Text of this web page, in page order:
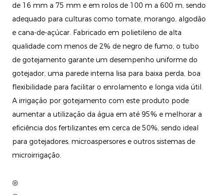
de 16 mm a 75 mm e em rolos de 100 m a 600 m, sendo
adequado para culturas como tomate, morango, algodão
e cana-de-açúcar. Fabricado em polietileno de alta
qualidade com menos de 2% de negro de fumo, o tubo
de gotejamento garante um desempenho uniforme do
gotejador, uma parede interna lisa para baixa perda, boa
flexibilidade para facilitar o enrolamento e longa vida útil.
A irrigação por gotejamento com este produto pode
aumentar a utilização da água em até 95% e melhorar a
eficiência dos fertilizantes em cerca de 50%, sendo ideal
para gotejadores, microaspersores e outros sistemas de
microirrigação.
◎